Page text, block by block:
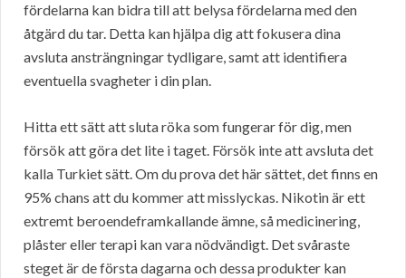
fördelarna kan bidra till att belysa fördelarna med den
åtgärd du tar. Detta kan hjälpa dig att fokusera dina
avsluta ansträngningar tydligare, samt att identifiera
eventuella svagheter i din plan.
Hitta ett sätt att sluta röka som fungerar för dig, men
försök att göra det lite i taget. Försök inte att avsluta det
kalla Turkiet sätt. Om du prova det här sättet, det finns en
95% chans att du kommer att misslyckas. Nikotin är ett
extremt beroendeframkallande ämne, så medicinering,
plåster eller terapi kan vara nödvändigt. Det svåraste
steget är de första dagarna och dessa produkter kan